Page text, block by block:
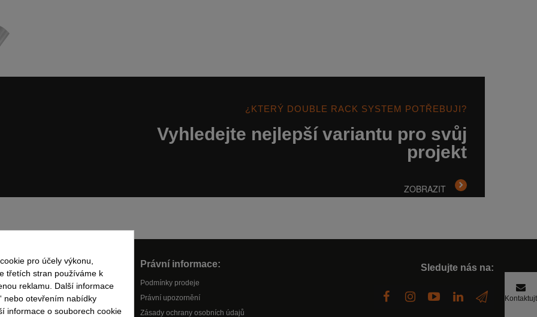
¿KTERÝ DOUBLE RACK SYSTEM POTŘEBUJI?
Vyhledejte nejlepší variantu pro svůj
projekt
ZOBRAZIT
Právní informace:
Podmínky prodeje
Právní upozornění
Zásady ochrany osobních údajů
Sledujte nás na:
pro účely výkonu,
třetích stran používáme k
reklamu. Další informace
nebo otevřením nabídky
informace o souborech cookie